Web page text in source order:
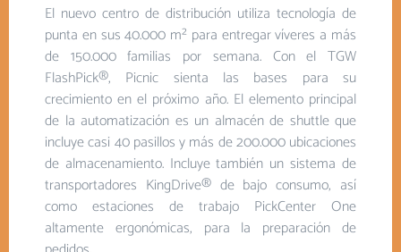
El nuevo centro de distribución utiliza tecnología de
punta en sus 40.000 m² para entregar víveres a más
de 150.000 familias por semana. Con el TGW
FlashPick®, Picnic sienta las bases para su
crecimiento en el próximo año. El elemento principal
de la automatización es un almacén de shuttle que
incluye casi 40 pasillos y más de 200.000 ubicaciones
de almacenamiento. Incluye también un sistema de
transportadores KingDrive® de bajo consumo, así
como estaciones de trabajo PickCenter One
altamente ergonómicas, para la preparación de